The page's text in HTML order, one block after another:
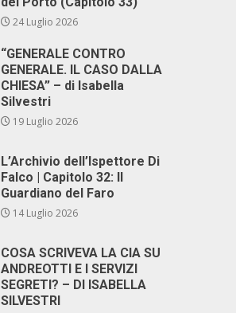
24 Luglio 2026
“GENERALE CONTRO
GENERALE. IL CASO DALLA
CHIESA” – di Isabella
Silvestri
19 Luglio 2026
L’Archivio dell’Ispettore Di
Falco | Capitolo 32: Il
Guardiano del Faro
14 Luglio 2026
COSA SCRIVEVA LA CIA SU
ANDREOTTI E I SERVIZI
SEGRETI? – DI ISABELLA
SILVESTRI